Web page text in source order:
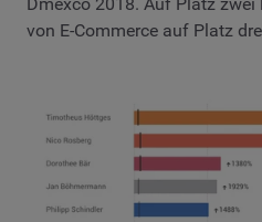
von E-Commerce auf Platz